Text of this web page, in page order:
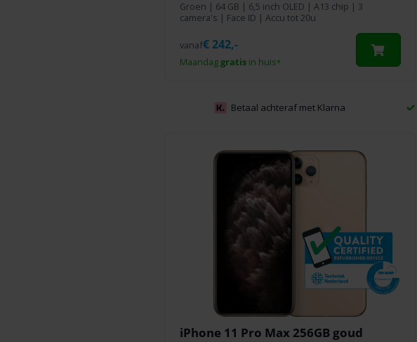
Groen
64 GB | 6,5 inch OLED | A13 chip | 3
camera's | Face ID | Accu tot 20u
Maandaggratisin huis*
vanaf€242,-
Betaal achteraf met Klarna
iPhone 11 Pro Max 256GB goud